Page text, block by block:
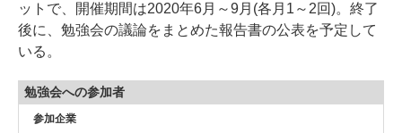
ットで、開催期間は2020年6月～9月(各月1～2回)。終了
後に、勉強会の議論をまとめた報告書の公表を予定して
いる。
勉強会への参加者
参加企業